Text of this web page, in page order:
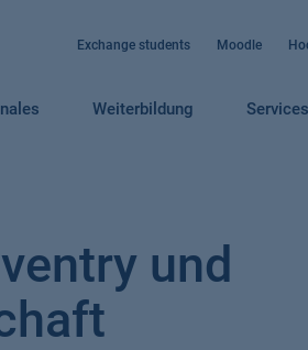
Exchange students Moodle
Weiterbildung Services
und